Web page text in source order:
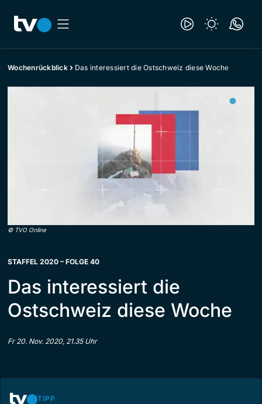
Wochenrückblick Das interessiert die Ostschweiz diese Woche
© TVO Online
STAFFEL 2020 – FOLGE 40
Das interessiert die
Ostschweiz diese Woche
Fr 20. Nov. 2020, 21.35 Uhr
TIPP